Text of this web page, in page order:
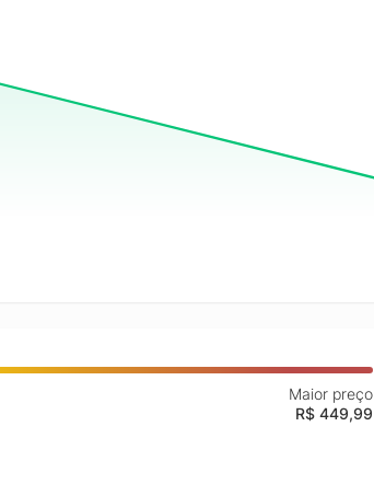
Maior preço
R$ 449,99